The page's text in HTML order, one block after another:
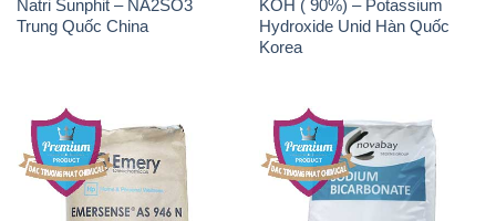
Natri Sunphit – NA2SO3
Trung Quốc China
KOH ( 90%) – Potassium
Hydroxide Unid Hàn Quốc
Korea